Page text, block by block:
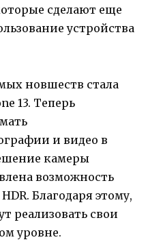
сделают еще
устройства
новшеств стала
13. Теперь
и видео в
камеры
возможность
Благодаря этому,
реализовать свои
уровне.